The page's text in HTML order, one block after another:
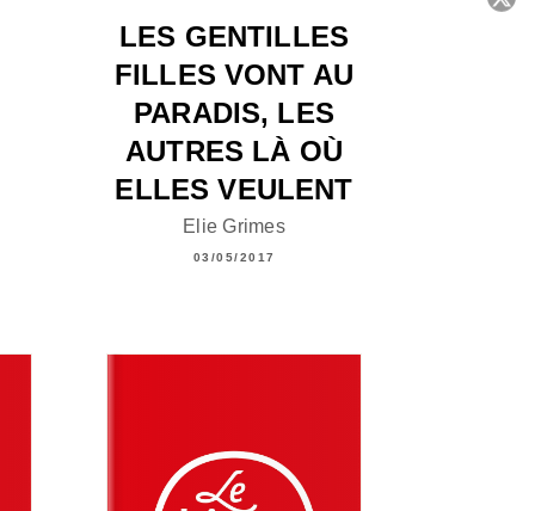
LES GENTILLES
FILLES VONT AU
PARADIS, LES
AUTRES LÀ OÙ
ELLES VEULENT
Elie Grimes
03/05/2017